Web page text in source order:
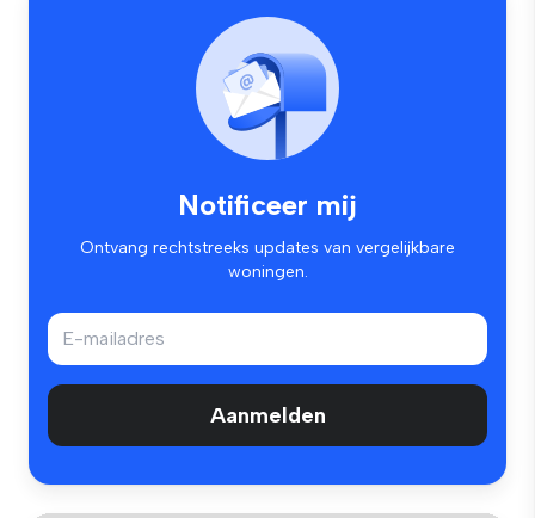
Notificeer mij
Ontvang rechtstreeks updates van vergelijkbare
woningen.
Aanmelden